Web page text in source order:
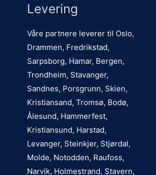
Levering
Våre partnere leverer til Oslo,
Drammen, Fredrikstad,
Sarpsborg, Hamar, Bergen,
Trondheim, Stavanger,
Sandnes, Porsgrunn, Skien,
Kristiansand, Tromsø, Bodø,
Ålesund, Hammerfest,
Kristiansund, Harstad,
Levanger, Steinkjer, Stjørdal,
Molde, Notodden, Raufoss,
Narvik, Holmestrand, Stavern,